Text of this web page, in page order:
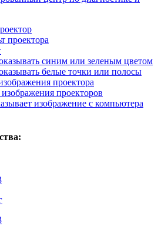
проектора
синим или зеленым цветом
белые точки или полосы
проектора
проекторов
изображение с компьютера